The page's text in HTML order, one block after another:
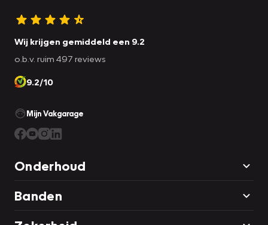
Wij krijgen gemiddeld een 9.2
o.b.v. ruim 497 reviews
9.2/10
Mijn Vakgarage
Onderhoud
Banden